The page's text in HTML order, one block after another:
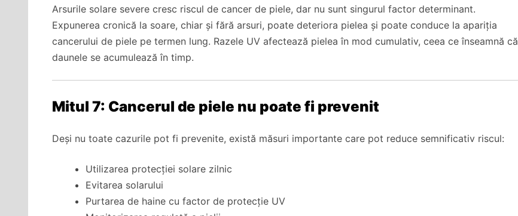
Arsurile solare severe cresc riscul de cancer de piele, dar nu sunt singurul factor determinant.
Expunerea cronică la soare, chiar și fără arsuri, poate deteriora pielea și poate conduce la apariția
cancerului de piele pe termen lung. Razele UV afectează pielea în mod cumulativ, ceea ce înseamnă că
daunele se acumulează în timp.
Mitul 7: Cancerul de piele nu poate fi prevenit
Deși nu toate cazurile pot fi prevenite, există măsuri importante care pot reduce semnificativ riscul:
Utilizarea protecției solare zilnic
Evitarea solarului
Purtarea de haine cu factor de protecție UV